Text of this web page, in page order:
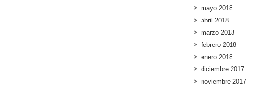
mayo 2018
abril 2018
marzo 2018
febrero 2018
enero 2018
diciembre 2017
noviembre 2017